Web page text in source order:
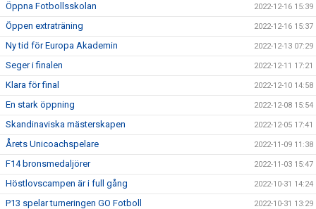
Öppna Fotbollsskolan 2022-12-16 15:39
Öppen extraträning 2022-12-16 15:37
Ny tid för Europa Akademin 2022-12-13 07:29
Seger i finalen 2022-12-11 17:21
Klara för final 2022-12-10 14:58
En stark öppning 2022-12-08 15:54
Skandinaviska mästerskapen 2022-12-05 17:41
Årets Unicoachspelare 2022-11-09 11:38
F14 bronsmedaljörer 2022-11-03 15:47
Höstlovscampen är i full gång 2022-10-31 14:24
P13 spelar turneringen GO Fotboll 2022-10-31 13:29